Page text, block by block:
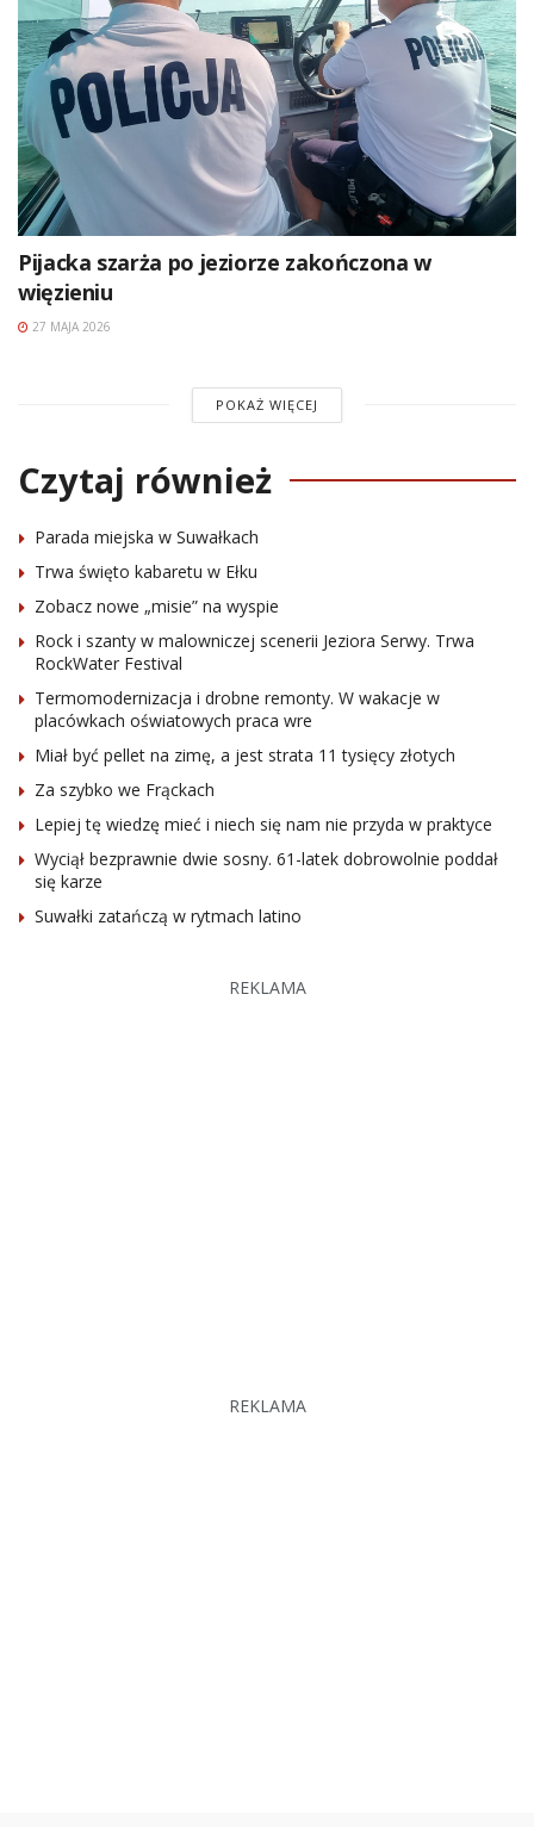
Pijacka szarża po jeziorze zakończona w
więzieniu
27 MAJA 2026
POKAŻ WIĘCEJ
Czytaj również
Parada miejska w Suwałkach
Trwa święto kabaretu w Ełku
Zobacz nowe „misie” na wyspie
Rock i szanty w malowniczej scenerii Jeziora Serwy. Trwa
RockWater Festival
Termomodernizacja i drobne remonty. W wakacje w
placówkach oświatowych praca wre
Miał być pellet na zimę, a jest strata 11 tysięcy złotych
Za szybko we Frąckach
Lepiej tę wiedzę mieć i niech się nam nie przyda w praktyce
Wyciął bezprawnie dwie sosny. 61-latek dobrowolnie poddał
się karze
Suwałki zatańczą w rytmach latino
REKLAMA
REKLAMA